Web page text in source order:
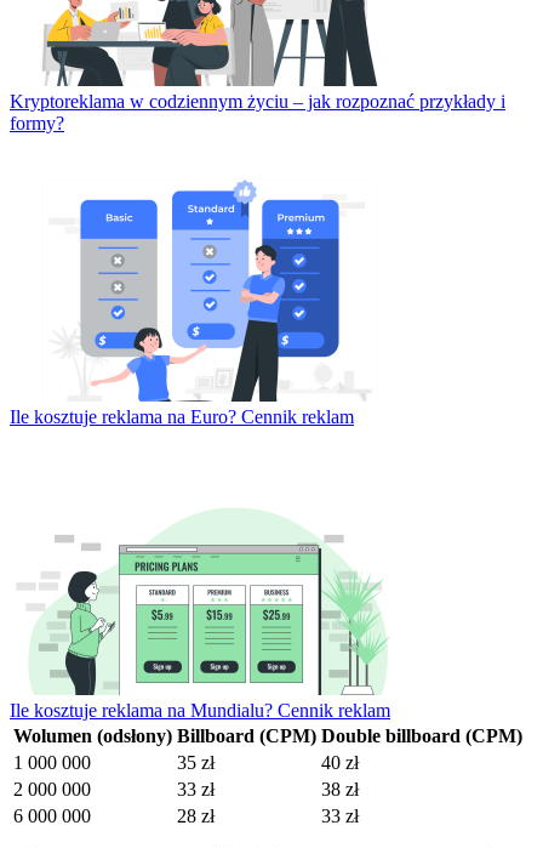
Kryptoreklama w codziennym życiu – jak rozpoznać przykłady i
formy?
Ile kosztuje reklama na Euro? Cennik reklam
Ile kosztuje reklama na Mundialu? Cennik reklam
Wolumen (odsłony) Billboard (CPM) Double billboard (CPM)
1 000 000
35 zł
40 zł
2 000 000
33 zł
38 zł
6 000 000
28 zł 33 zł